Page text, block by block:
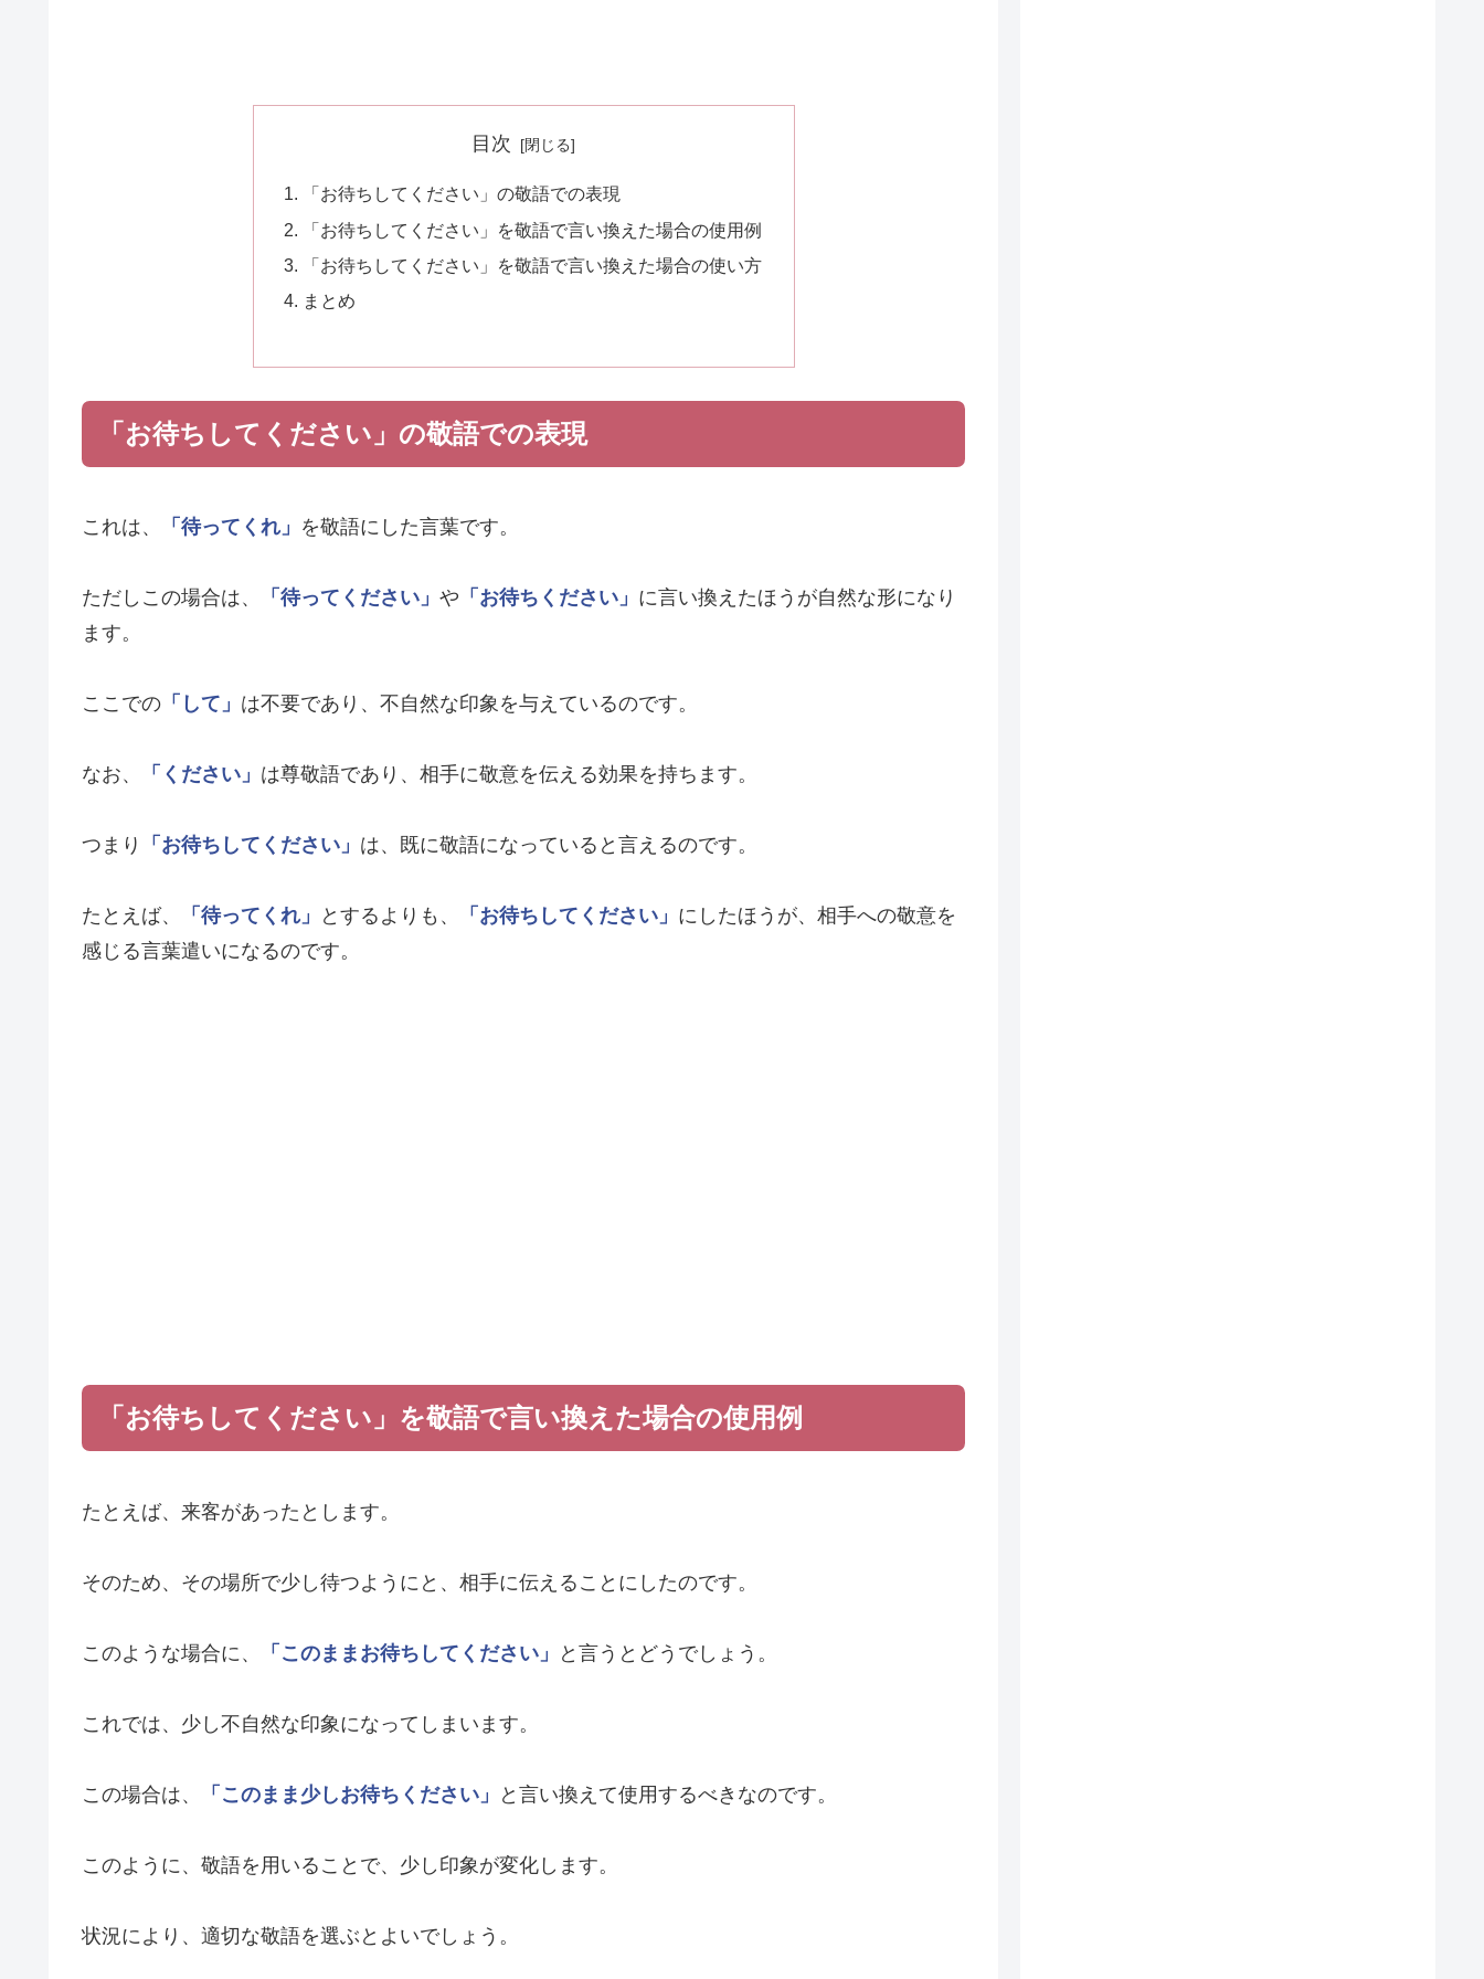
目次
「お待ちしてください」の敬語での表現
「お待ちしてください」を敬語で言い換えた場合の使用例
「お待ちしてください」を敬語で言い換えた場合の使い方
まとめ
「お待ちしてください」の敬語での表現
これは、 「待ってくれ」 を敬語にした言葉です。
ただしこの場合は、 「待ってください」 や 「お待ちください」 に言い換えたほうが自然な形になり
ます。
ここでの 「して」 は不要であり、不自然な印象を与えているのです。
なお、 「ください」 は尊敬語であり、相手に敬意を伝える効果を持ちます。
つまり 「お待ちしてください」 は、既に敬語になっていると言えるのです。
たとえば、 「待ってくれ」 とするよりも、 「お待ちしてください」 にしたほうが、相手への敬意を
感じる言葉遣いになるのです。
「お待ちしてください」を敬語で言い換えた場合の使用例
たとえば、来客があったとします。
そのため、その場所で少し待つようにと、相手に伝えることにしたのです。
このような場合に、 「このままお待ちしてください」 と言うとどうでしょう。
これでは、少し不自然な印象になってしまいます。
この場合は、 「このまま少しお待ちください」 と言い換えて使用するべきなのです。
このように、敬語を用いることで、少し印象が変化します。
状況により、適切な敬語を選ぶとよいでしょう。